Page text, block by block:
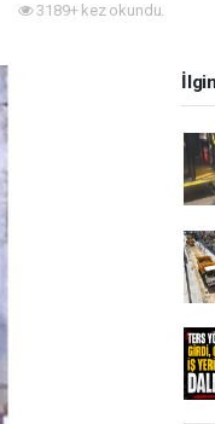
3189+ kez okundu.